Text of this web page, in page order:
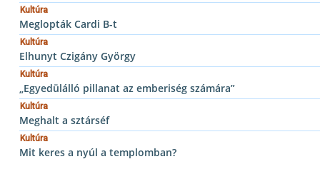
Kultúra
Meglopták Cardi B-t
Kultúra
Elhunyt Czigány György
Kultúra
„Egyedülálló pillanat az emberiség számára”
Kultúra
Meghalt a sztárséf
Kultúra
Mit keres a nyúl a templomban?